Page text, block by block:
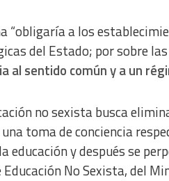
“obligaría a los
del Estado; por sobre
al sentido común y a un
no sexista busca
toma de conciencia
educación y después se
Educación No Sexista, del